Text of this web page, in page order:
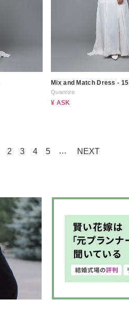
Mix and Match Dress - 15
Quantize
¥ ASK
2 3 4 5 … NEXT